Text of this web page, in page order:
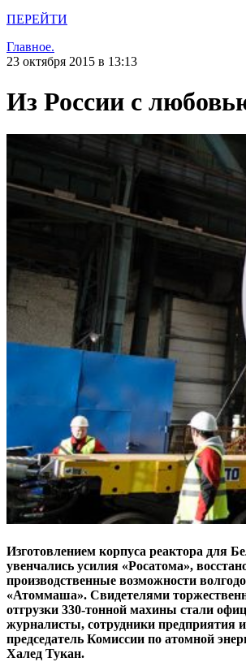
ПЕРЕЙТИ
Главное.
23 октября 2015 в 13:13
Из России с
Изготовлением корпуса реактора для
увенчались усилия «Росатома»,
производственные возможности
«Атоммаша». Свидетелями
отгрузки 330-тонной махины стали
журналисты, сотрудники предприятия
председатель Комиссии по атомной
Халед Тукан.